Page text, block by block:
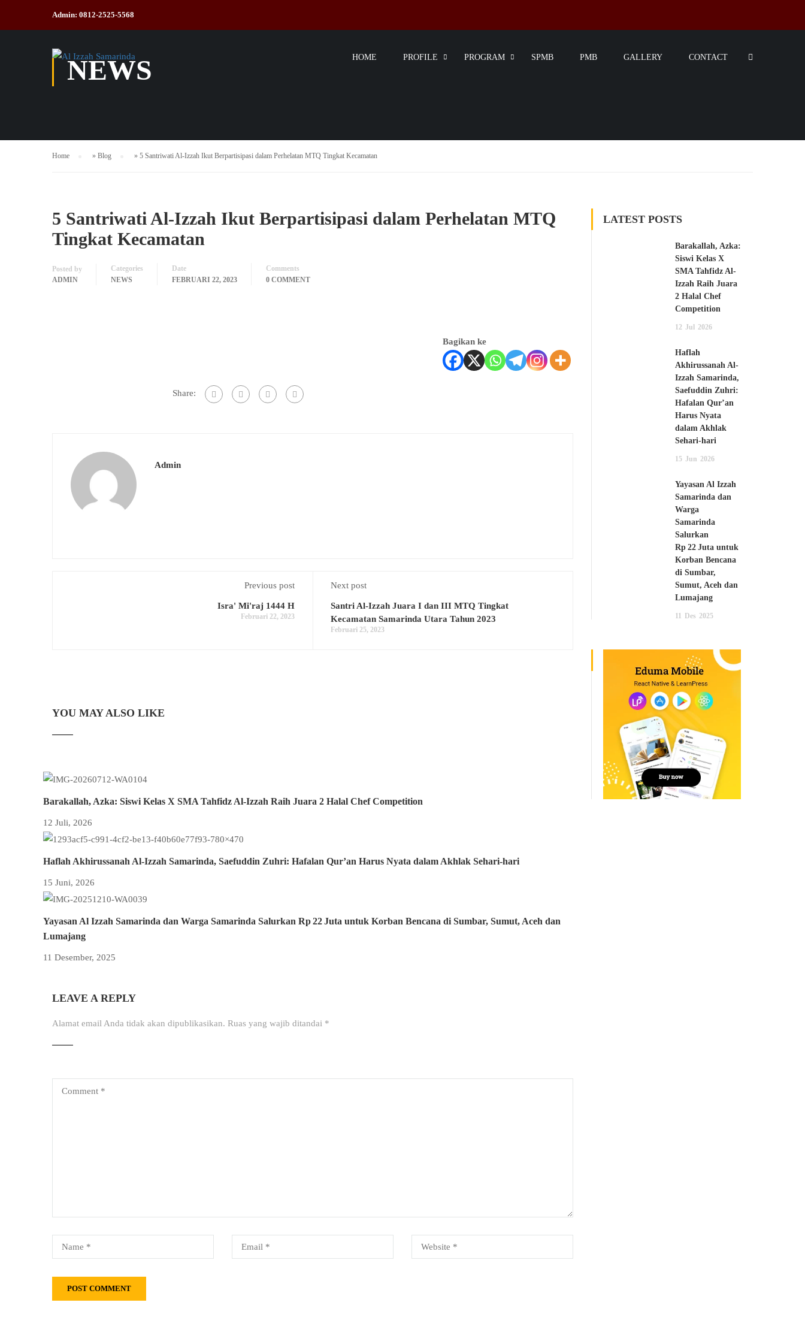
Admin: 0812-2525-5568
HOME PROFILE PROGRAM SPMB PMB GALLERY CONTACT
NEWS
Home » Blog » 5 Santriwati Al-Izzah Ikut Berpartisipasi dalam Perhelatan MTQ Tingkat Kecamatan
5 Santriwati Al-Izzah Ikut Berpartisipasi dalam Perhelatan MTQ
Tingkat Kecamatan
Posted by
ADMIN
Categories
NEWS
Date
FEBRUARI 22, 2023
Comments
0 COMMENT
Bagikan ke
Share:
Admin
Previous post
Isra' Mi'raj 1444 H
Februari 22, 2023
Next post
Santri Al-Izzah Juara I dan III MTQ Tingkat
Kecamatan Samarinda Utara Tahun 2023
Februari 25, 2023
YOU MAY ALSO LIKE
Barakallah, Azka: Siswi Kelas X SMA Tahfidz Al-Izzah Raih Juara 2 Halal Chef Competition
12 Juli, 2026
Haflah Akhirussanah Al-Izzah Samarinda, Saefuddin Zuhri: Hafalan Qur’an Harus Nyata dalam Akhlak Sehari-hari
15 Juni, 2026
Yayasan Al Izzah Samarinda dan Warga Samarinda Salurkan Rp 22 Juta untuk Korban Bencana di Sumbar, Sumut, Aceh dan
Lumajang
11 Desember, 2025
LEAVE A REPLY
Alamat email Anda tidak akan dipublikasikan. Ruas yang wajib ditandai *
LATEST POSTS
Barakallah, Azka:
Siswi Kelas X
SMA Tahfidz Al-
Izzah Raih Juara
2 Halal Chef
Competition
12 Jul 2026
Haflah
Akhirussanah Al-
Izzah Samarinda,
Saefuddin Zuhri:
Hafalan Qur’an
Harus Nyata
dalam Akhlak
Sehari-hari
15 Jun 2026
Yayasan Al Izzah
Samarinda dan
Warga
Samarinda
Salurkan
Rp 22 Juta untuk
Korban Bencana
di Sumbar,
Sumut, Aceh dan
Lumajang
11 Des 2025